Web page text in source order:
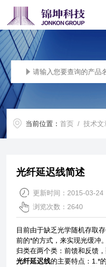
当前位置：首页 /技术文
光纤延迟线简述
更新时间：2015-03-24
浏览次数：2640
目前由于缺乏光学随机存取
前的*的方式，来实现光缓冲
归类在两个类：前馈和反馈
光纤延迟线的主要特点：1.*